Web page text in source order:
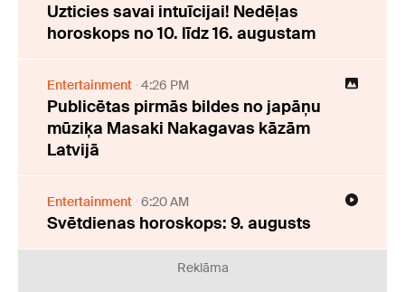
Uzticies savai intuīcijai! Nedēļas
horoskops no 10. līdz 16. augustam
Entertainment 4:26 PM
Publicētas pirmās bildes no japāņu
mūziķa Masaki Nakagavas kāzām
Latvijā
Entertainment 6:20 AM
Svētdienas horoskops: 9. augusts
Reklāma